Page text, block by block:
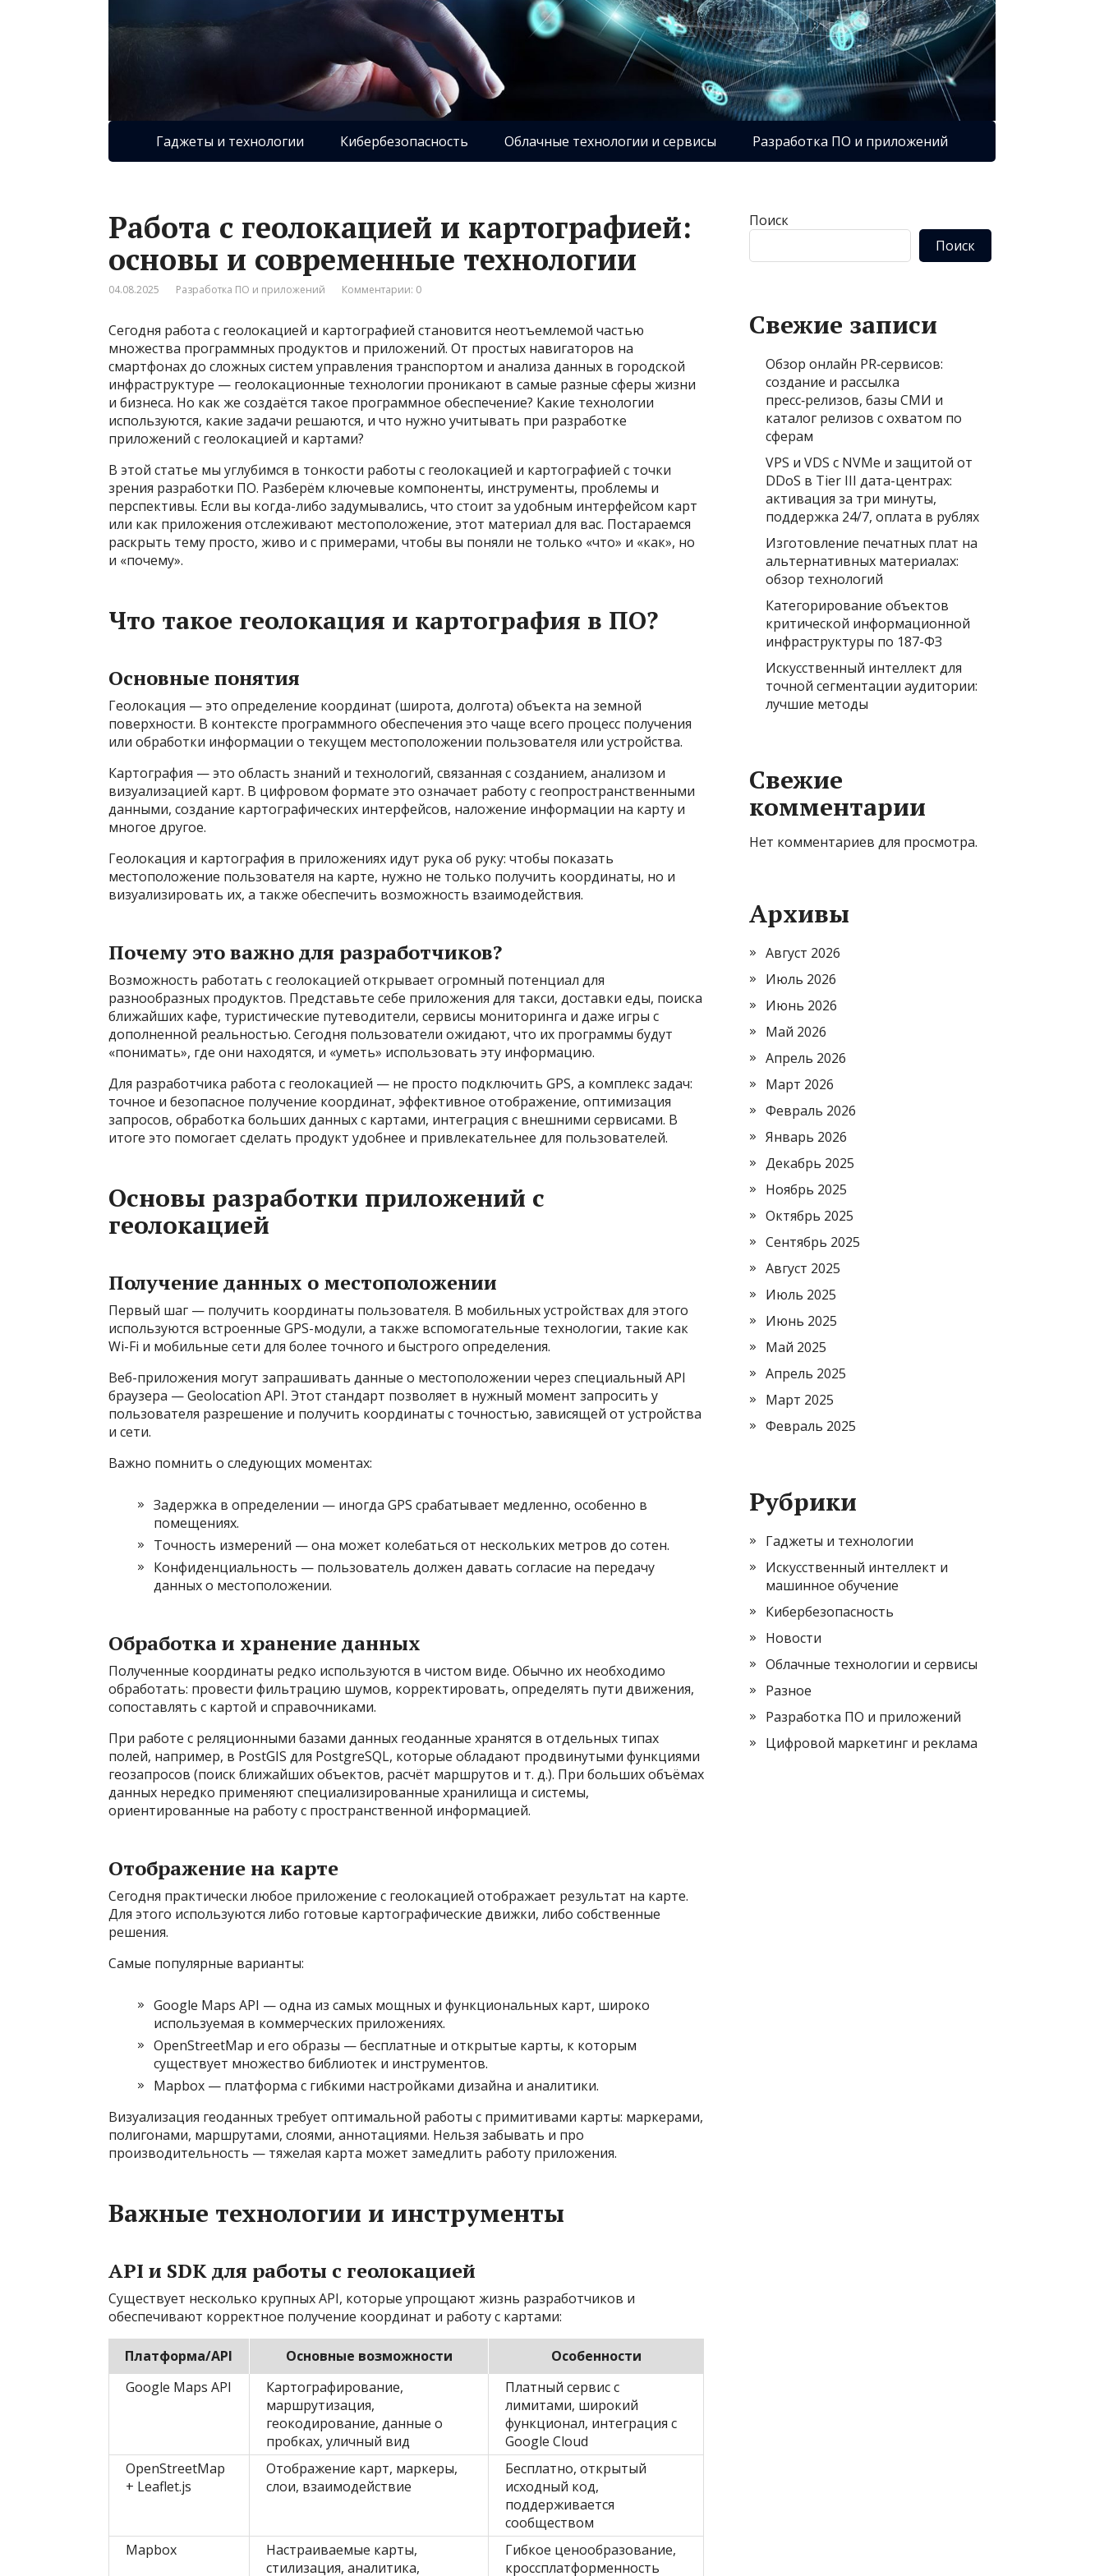
Гаджеты и технологии Кибербезопасность Облачные технологии и сервисы Разработка ПО и приложений
Работа с геолокацией и картографией:
основы и современные технологии
04.08.2025 Разработка ПО и приложений Комментарии: 0
Сегодня работа с геолокацией и картографией становится неотъемлемой частью
множества программных продуктов и приложений. От простых навигаторов на
смартфонах до сложных систем управления транспортом и анализа данных в городской
инфраструктуре — геолокационные технологии проникают в самые разные сферы жизни
и бизнеса. Но как же создаётся такое программное обеспечение? Какие технологии
используются, какие задачи решаются, и что нужно учитывать при разработке
приложений с геолокацией и картами?
В этой статье мы углубимся в тонкости работы с геолокацией и картографией с точки
зрения разработки ПО. Разберём ключевые компоненты, инструменты, проблемы и
перспективы. Если вы когда-либо задумывались, что стоит за удобным интерфейсом карт
или как приложения отслеживают местоположение, этот материал для вас. Постараемся
раскрыть тему просто, живо и с примерами, чтобы вы поняли не только «что» и «как», но
и «почему».
Что такое геолокация и картография в ПО?
Основные понятия
Геолокация — это определение координат (широта, долгота) объекта на земной
поверхности. В контексте программного обеспечения это чаще всего процесс получения
или обработки информации о текущем местоположении пользователя или устройства.
Картография — это область знаний и технологий, связанная с созданием, анализом и
визуализацией карт. В цифровом формате это означает работу с геопространственными
данными, создание картографических интерфейсов, наложение информации на карту и
многое другое.
Геолокация и картография в приложениях идут рука об руку: чтобы показать
местоположение пользователя на карте, нужно не только получить координаты, но и
визуализировать их, а также обеспечить возможность взаимодействия.
Почему это важно для разработчиков?
Возможность работать с геолокацией открывает огромный потенциал для
разнообразных продуктов. Представьте себе приложения для такси, доставки еды, поиска
ближайших кафе, туристические путеводители, сервисы мониторинга и даже игры с
дополненной реальностью. Сегодня пользователи ожидают, что их программы будут
«понимать», где они находятся, и «уметь» использовать эту информацию.
Для разработчика работа с геолокацией — не просто подключить GPS, а комплекс задач:
точное и безопасное получение координат, эффективное отображение, оптимизация
запросов, обработка больших данных с картами, интеграция с внешними сервисами. В
итоге это помогает сделать продукт удобнее и привлекательнее для пользователей.
Основы разработки приложений с
геолокацией
Получение данных о местоположении
Первый шаг — получить координаты пользователя. В мобильных устройствах для этого
используются встроенные GPS-модули, а также вспомогательные технологии, такие как
Wi-Fi и мобильные сети для более точного и быстрого определения.
Веб-приложения могут запрашивать данные о местоположении через специальный API
браузера — Geolocation API. Этот стандарт позволяет в нужный момент запросить у
пользователя разрешение и получить координаты с точностью, зависящей от устройства
и сети.
Важно помнить о следующих моментах:
Задержка в определении — иногда GPS срабатывает медленно, особенно в
помещениях.
Точность измерений — она может колебаться от нескольких метров до сотен.
Конфиденциальность — пользователь должен давать согласие на передачу
данных о местоположении.
Обработка и хранение данных
Полученные координаты редко используются в чистом виде. Обычно их необходимо
обработать: провести фильтрацию шумов, корректировать, определять пути движения,
сопоставлять с картой и справочниками.
При работе с реляционными базами данных геоданные хранятся в отдельных типах
полей, например, в PostGIS для PostgreSQL, которые обладают продвинутыми функциями
геозапросов (поиск ближайших объектов, расчёт маршрутов и т. д.). При больших объёмах
данных нередко применяют специализированные хранилища и системы,
ориентированные на работу с пространственной информацией.
Отображение на карте
Сегодня практически любое приложение с геолокацией отображает результат на карте.
Для этого используются либо готовые картографические движки, либо собственные
решения.
Самые популярные варианты:
Google Maps API — одна из самых мощных и функциональных карт, широко
используемая в коммерческих приложениях.
OpenStreetMap и его образы — бесплатные и открытые карты, к которым
существует множество библиотек и инструментов.
Mapbox — платформа с гибкими настройками дизайна и аналитики.
Визуализация геоданных требует оптимальной работы с примитивами карты: маркерами,
полигонами, маршрутами, слоями, аннотациями. Нельзя забывать и про
производительность — тяжелая карта может замедлить работу приложения.
Важные технологии и инструменты
API и SDK для работы с геолокацией
Существует несколько крупных API, которые упрощают жизнь разработчиков и
обеспечивают корректное получение координат и работу с картами:
Платформа/API Основные возможности
Особенности
Google Maps API
Картографирование,
маршрутизация,
геокодирование, данные о
пробках, уличный вид
Платный сервис с
лимитами, широкий
функционал, интеграция с
Google Cloud
OpenStreetMap
+ Leaflet.js
Отображение карт, маркеры,
слои, взаимодействие
Бесплатно, открытый
исходный код,
поддерживается
сообществом
Mapbox
Настраиваемые карты,
стилизация, аналитика,
Гибкое ценообразование,
кроссплатформенность
Поиск
Поиск
Свежие записи
Обзор онлайн PR‑сервисов:
создание и рассылка
пресс‑релизов, базы СМИ и
каталог релизов с охватом по
сферам
VPS и VDS с NVMe и защитой от
DDoS в Tier III дата-центрах:
активация за три минуты,
поддержка 24/7, оплата в рублях
Изготовление печатных плат на
альтернативных материалах:
обзор технологий
Категорирование объектов
критической информационной
инфраструктуры по 187-ФЗ
Искусственный интеллект для
точной сегментации аудитории:
лучшие методы
Свежие
комментарии
Нет комментариев для просмотра.
Архивы
Август 2026
Июль 2026
Июнь 2026
Май 2026
Апрель 2026
Март 2026
Февраль 2026
Январь 2026
Декабрь 2025
Ноябрь 2025
Октябрь 2025
Сентябрь 2025
Август 2025
Июль 2025
Июнь 2025
Май 2025
Апрель 2025
Март 2025
Февраль 2025
Рубрики
Гаджеты и технологии
Искусственный интеллект и
машинное обучение
Кибербезопасность
Новости
Облачные технологии и сервисы
Разное
Разработка ПО и приложений
Цифровой маркетинг и реклама